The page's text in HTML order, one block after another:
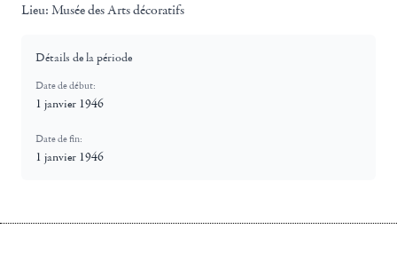
Lieu: Musée des Arts décoratifs
Détails de la période
Date de début:
1 janvier 1946
Date de fin:
1 janvier 1946